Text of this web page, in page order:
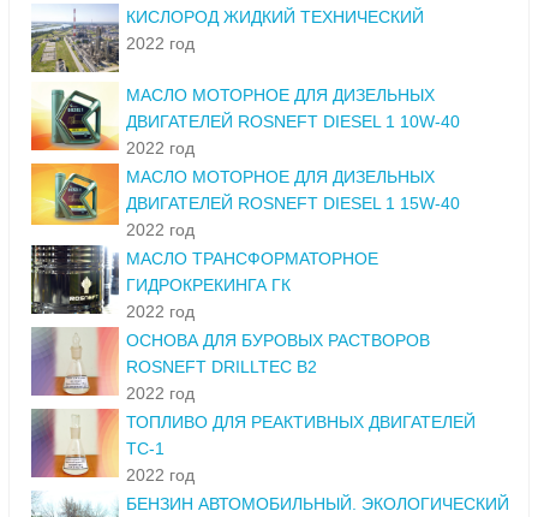
КИСЛОРОД ЖИДКИЙ ТЕХНИЧЕСКИЙ
2022 год
МАСЛО МОТОРНОЕ ДЛЯ ДИЗЕЛЬНЫХ
ДВИГАТЕЛЕЙ ROSNEFT DIESEL 1 10W-40
2022 год
МАСЛО МОТОРНОЕ ДЛЯ ДИЗЕЛЬНЫХ
ДВИГАТЕЛЕЙ ROSNEFT DIESEL 1 15W-40
2022 год
МАСЛО ТРАНСФОРМАТОРНОЕ
ГИДРОКРЕКИНГА ГК
2022 год
ОСНОВА ДЛЯ БУРОВЫХ РАСТВОРОВ
ROSNEFT DRILLTEC B2
2022 год
ТОПЛИВО ДЛЯ РЕАКТИВНЫХ ДВИГАТЕЛЕЙ
ТС-1
2022 год
БЕНЗИН АВТОМОБИЛЬНЫЙ. ЭКОЛОГИЧЕСКИЙ